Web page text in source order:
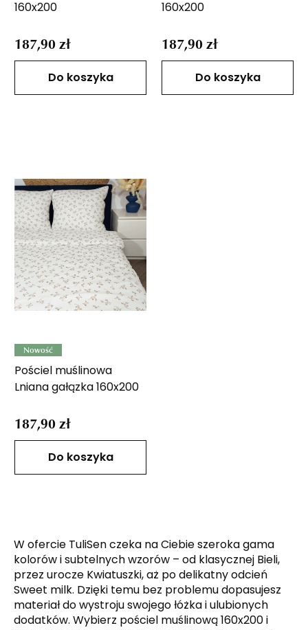
160x200
187,90 zł
Do koszyka
160x200
187,90 zł
Do koszyka
Nowość
Pościel muślinowa
Lniana gałązka 160x200
187,90 zł
Do koszyka
W ofercie TuliSen czeka na Ciebie szeroka gama
kolorów i subtelnych wzorów – od klasycznej Bieli,
przez urocze Kwiatuszki, aż po delikatny odcień
Sweet milk. Dzięki temu bez problemu dopasujesz
materiał do wystroju swojego łóżka i ulubionych
dodatków. Wybierz pościel muślinową 160x200 i